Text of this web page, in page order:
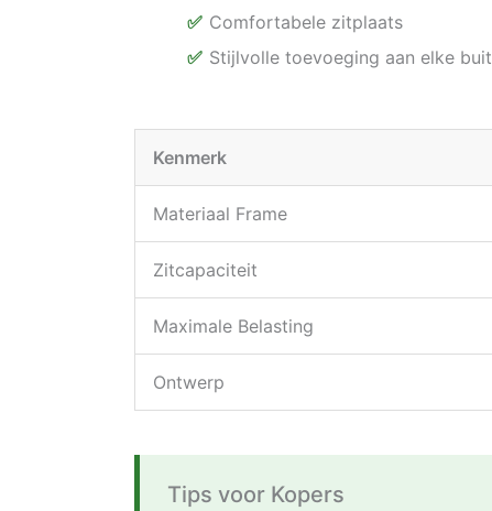
Comfortabele zitplaats
Stijlvolle toevoeging aan elke
Kenmerk
Materiaal Frame
Zitcapaciteit
Maximale Belasting
Ontwerp
Tips voor Kopers